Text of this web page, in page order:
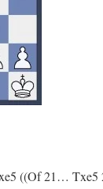
((Of 21…